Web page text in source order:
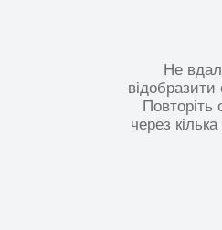
Не
відобразити
Повторіть
через